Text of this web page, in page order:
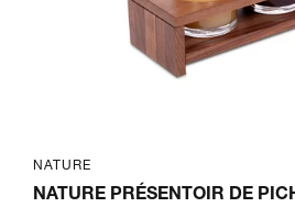
NATURE
NATURE PRÉSENTOIR DE